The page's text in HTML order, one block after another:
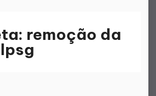
remoção da